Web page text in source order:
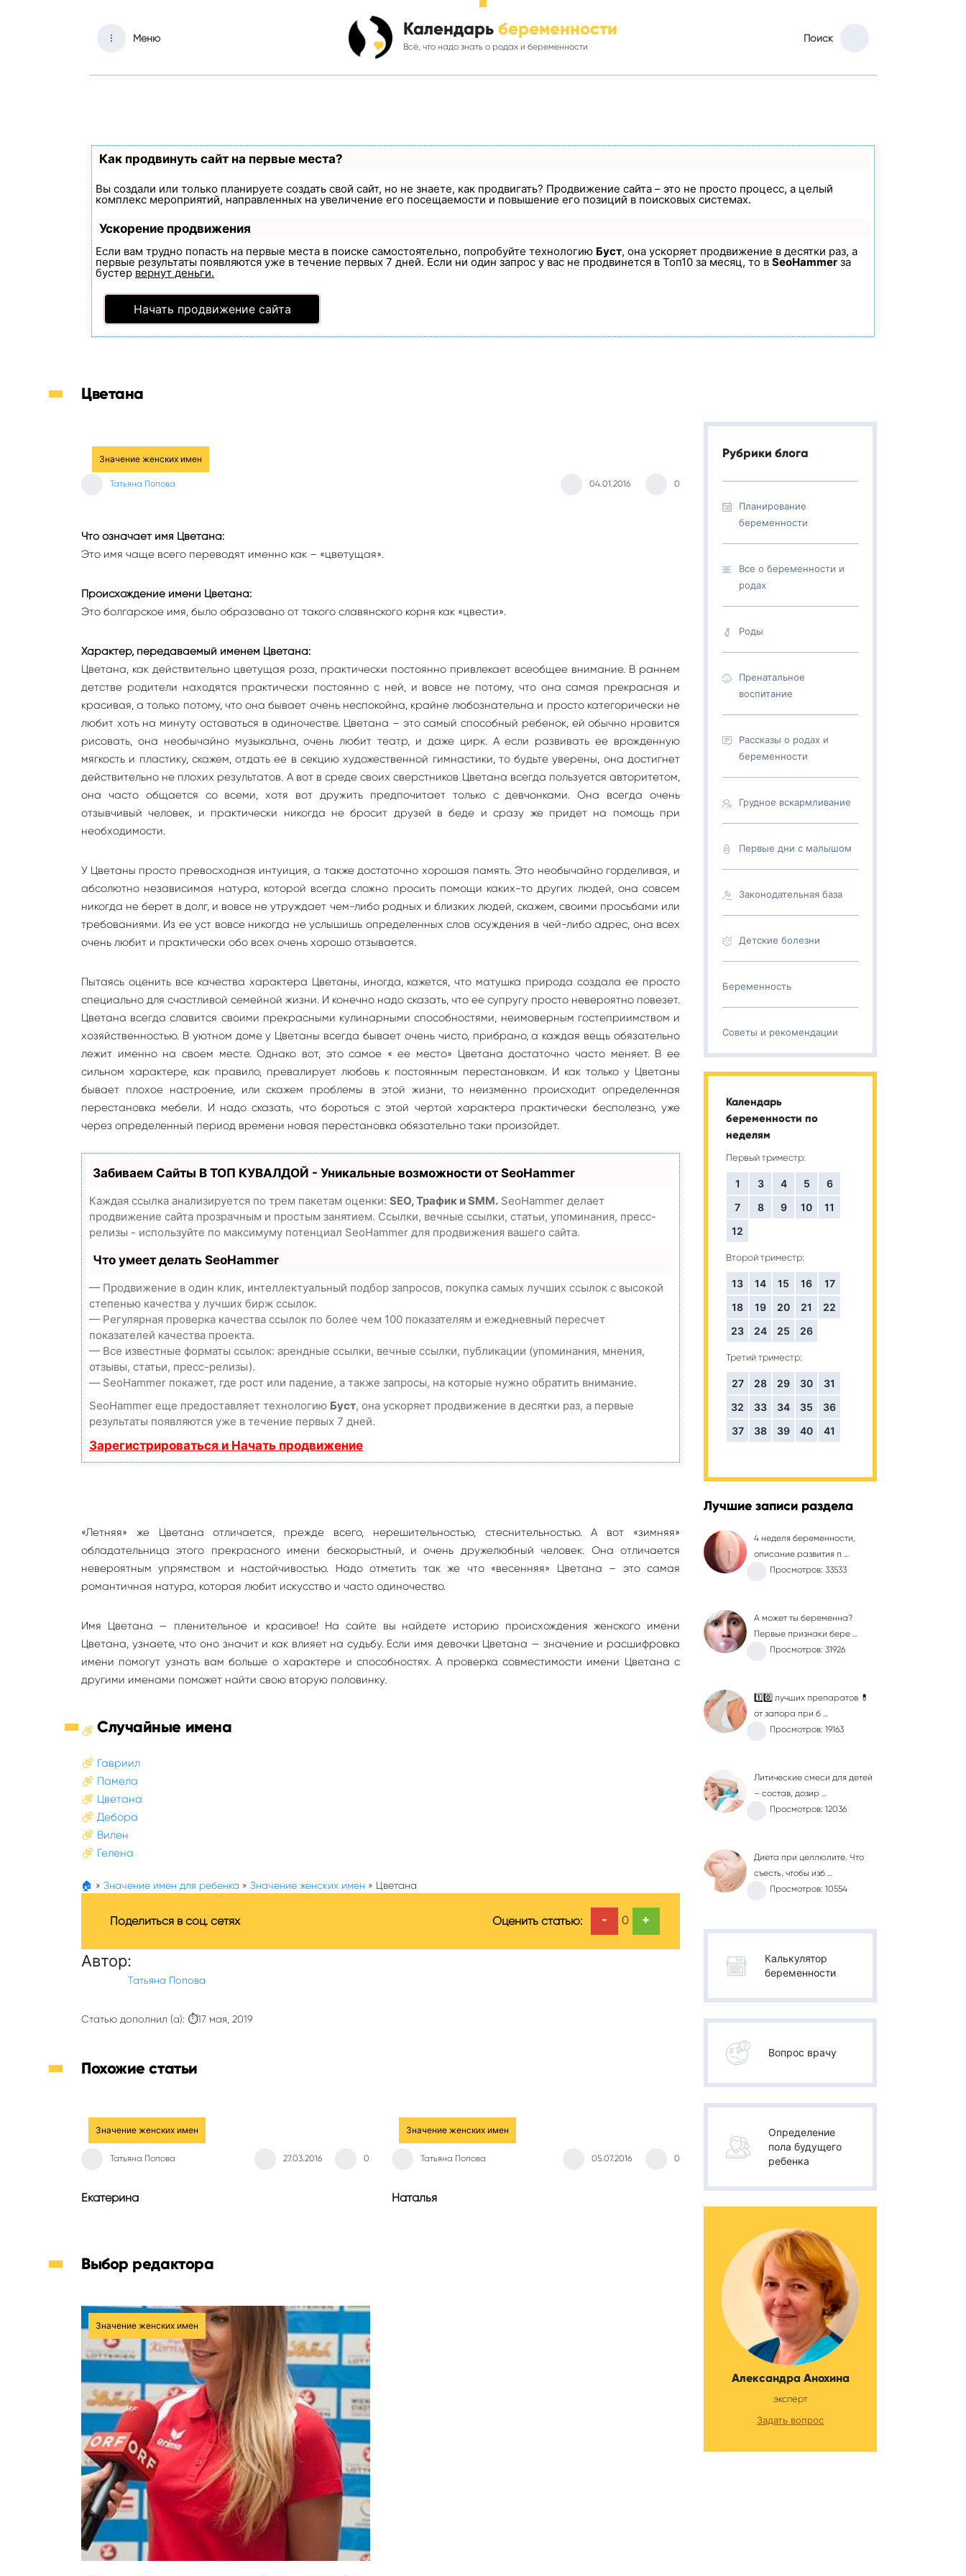
Меню Календарь беременности
Всё, что надо знать о родах и беременности
Поиск
Как продвинуть сайт на первые места?
Вы создали или только планируете создать свой сайт, но не знаете, как продвигать? Продвижение сайта – это не просто процесс, а целый
комплекс мероприятий, направленных на увеличение его посещаемости и повышение его позиций в поисковых системах.
Ускорение продвижения
Если вам трудно попасть на первые места в поиске самостоятельно, попробуйте технологию Буст, она ускоряет продвижение в десятки раз, а
первые результаты появляются уже в течение первых 7 дней. Если ни один запрос у вас не продвинется в Топ10 за месяц, то в SeoHammer за
бустер вернут деньги.
Начать продвижение сайта
Цветана
Значение женских имен
Татьяна Попова 04.01.2016 0
Что означает имя Цветана:
Это имя чаще всего переводят именно как – «цветущая».
Происхождение имени Цветана:
Это болгарское имя, было образовано от такого славянского корня как «цвести».
Характер, передаваемый именем Цветана:
Цветана, как действительно цветущая роза, практически постоянно привлекает всеобщее внимание. В раннем
детстве родители находятся практически постоянно с ней, и вовсе не потому, что она самая прекрасная и
красивая, а только потому, что она бывает очень неспокойна, крайне любознательна и просто категорически не
любит хоть на минуту оставаться в одиночестве. Цветана – это самый способный ребенок, ей обычно нравится
рисовать, она необычайно музыкальна, очень любит театр, и даже цирк. А если развивать ее врожденную
мягкость и пластику, скажем, отдать ее в секцию художественной гимнастики, то будьте уверены, она достигнет
действительно не плохих результатов. А вот в среде своих сверстников Цветана всегда пользуется авторитетом,
она часто общается со всеми, хотя вот дружить предпочитает только с девчонками. Она всегда очень
отзывчивый человек, и практически никогда не бросит друзей в беде и сразу же придет на помощь при
необходимости.
У Цветаны просто превосходная интуиция, а также достаточно хорошая память. Это необычайно горделивая, и
абсолютно независимая натура, которой всегда сложно просить помощи каких-то других людей, она совсем
никогда не берет в долг, и вовсе не утруждает чем-либо родных и близких людей, скажем, своими просьбами или
требованиями. Из ее уст вовсе никогда не услышишь определенных слов осуждения в чей-либо адрес, она всех
очень любит и практически обо всех очень хорошо отзывается.
Пытаясь оценить все качества характера Цветаны, иногда, кажется, что матушка природа создала ее просто
специально для счастливой семейной жизни. И конечно надо сказать, что ее супругу просто невероятно повезет.
Цветана всегда славится своими прекрасными кулинарными способностями, неимоверным гостеприимством и
хозяйственностью. В уютном доме у Цветаны всегда бывает очень чисто, прибрано, а каждая вещь обязательно
лежит именно на своем месте. Однако вот, это самое « ее место» Цветана достаточно часто меняет. В ее
сильном характере, как правило, превалирует любовь к постоянным перестановкам. И как только у Цветаны
бывает плохое настроение, или скажем проблемы в этой жизни, то неизменно происходит определенная
перестановка мебели. И надо сказать, что бороться с этой чертой характера практически бесполезно, уже
через определенный период времени новая перестановка обязательно таки произойдет.
Забиваем Сайты В ТОП КУВАЛДОЙ - Уникальные возможности от SeoHammer
Каждая ссылка анализируется по трем пакетам оценки: SEO, Трафик и SMM. SeoHammer делает
продвижение сайта прозрачным и простым занятием. Ссылки, вечные ссылки, статьи, упоминания, пресс-
релизы - используйте по максимуму потенциал SeoHammer для продвижения вашего сайта.
Что умеет делать SeoHammer
— Продвижение в один клик, интеллектуальный подбор запросов, покупка самых лучших ссылок с высокой
степенью качества у лучших бирж ссылок.
— Регулярная проверка качества ссылок по более чем 100 показателям и ежедневный пересчет
показателей качества проекта.
— Все известные форматы ссылок: арендные ссылки, вечные ссылки, публикации (упоминания, мнения,
отзывы, статьи, пресс-релизы).
— SeoHammer покажет, где рост или падение, а также запросы, на которые нужно обратить внимание.
SeoHammer еще предоставляет технологию Буст, она ускоряет продвижение в десятки раз, а первые
результаты появляются уже в течение первых 7 дней.
Зарегистрироваться и Начать продвижение
«Летняя» же Цветана отличается, прежде всего, нерешительностью, стеснительностью. А вот «зимняя»
обладательница этого прекрасного имени бескорыстный, и очень дружелюбный человек. Она отличается
невероятным упрямством и настойчивостью. Надо отметить так же что «весенняя» Цветана – это самая
романтичная натура, которая любит искусство и часто одиночество.
Имя Цветана — пленительное и красивое! На сайте вы найдете историю происхождения женского имени
Цветана, узнаете, что оно значит и как влияет на судьбу. Если имя девочки Цветана — значение и расшифровка
имени помогут узнать вам больше о характере и способностях. А проверка совместимости имени Цветана с
другими именами поможет найти свою вторую половинку.
Случайные имена
Гавриил
Памела
Цветана
Дебора
Вилен
Гелена
🏠 » Значение имен для ребенка » Значение женских имен » Цветана
Поделиться в соц. сетях Оценить статью: - 0 +
Автор:
Татьяна Попова
Статью дополнил (а): ⏱17 мая, 2019
Похожие статьи
Значение женских имен
Татьяна Попова 27.03.2016 0
Екатерина
Значение женских имен
Татьяна Попова 05.07.2016 0
Наталья
Выбор редактора
Значение женских имен
Рубрики блога
Планирование
беременности
Все о беременности и
родах
Роды
Пренатальное
воспитание
Рассказы о родах и
беременности
Грудное вскармливание
Первые дни с малышом
Законодательная база
Детские болезни
Беременность
Советы и рекомендации
Календарь
беременности по
неделям
Первый триместр:
1 3 4 5
6
7
8 9 10
11
12
Второй триместр:
13 14 15 16
17
18
19 20 21
22
23
24 25 26
Третий триместр:
27 28 29 30
31
32
33 34 35
36
37
38 39 40 41
Лучшие записи раздела
4 неделя беременности,
описание развития п …
Просмотров: 33533
А может ты беременна?
Первые признаки бере …
Просмотров: 31926
1️⃣0️⃣ лучших препаратов 💊
от запора при б …
Просмотров: 19163
Литические смеси для детей
– состав, дозир …
Просмотров: 12036
Диета при целлюлите. Что
съесть, чтобы изб …
Просмотров: 10554
Калькулятор
беременности
Вопрос врачу
Определение
пола будущего
ребенка
Александра Анохина
эксперт
Задать вопрос